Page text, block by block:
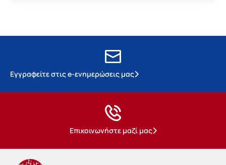
Εγγραφείτε στις e-ενημερώσεις μας
Επικοινωνήστε μαζί μας